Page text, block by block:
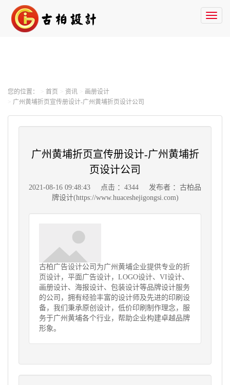
您的位置： 首页 资讯
画册设计
广州黄埔折页宣传册设计-广州黄埔折页设计公司
广州黄埔折页宣传册设计-广州黄埔折
页设计公司
2021-08-16 09:48:43 点击 ：4344
发布者 ：古柏品
牌设计(https://www.huaceshejigongsi.com)
古柏广告设计公司为广州黄埔企业提供专业的折
页设计，平面广告设计，LOGO设计、VI设计、
画册设计、海报设计、包装设计等品牌设计服务
的公司，拥有经验丰富的设计师及先进的印刷设
备，我们秉承原创设计，低价印刷制作理念，服
务于广州黄埔各个行业，帮助企业构建卓越品牌
形象。